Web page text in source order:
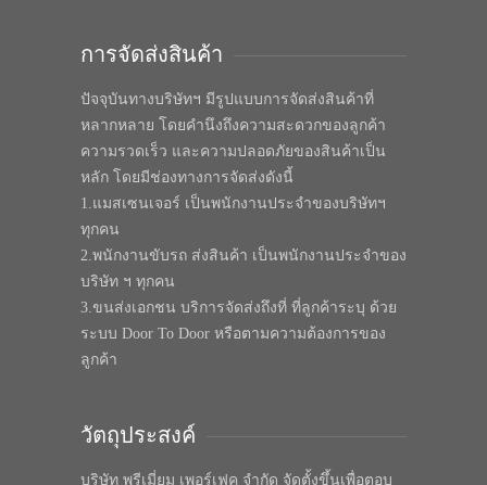
การจัดส่งสินค้า
ปัจจุบันทางบริษัทฯ มีรูปแบบการจัดส่งสินค้าที่
หลากหลาย โดยคำนึงถึงความสะดวกของลูกค้า
ความรวดเร็ว และความปลอดภัยของสินค้าเป็น
หลัก โดยมีช่องทางการจัดส่งดังนี้
1.แมสเซนเจอร์ เป็นพนักงานประจำของบริษัทฯ
ทุกคน
2.พนักงานขับรถ ส่งสินค้า เป็นพนักงานประจำของ
บริษัท ฯ ทุกคน
3.ขนส่งเอกชน บริการจัดส่งถึงที่ ที่ลูกค้าระบุ ด้วย
ระบบ Door To Door หรือตามความต้องการของ
ลูกค้า
วัตถุประสงค์
บริษัท พรีเมี่ยม เพอร์เฟค จำกัด จัดตั้งขึ้นเพื่อตอบ